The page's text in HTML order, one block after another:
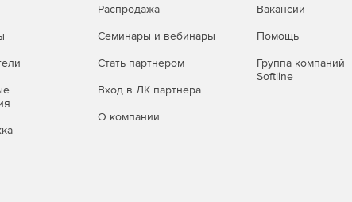
Распродажа
Семинары и вебинары
Стать партнером
Вход в ЛК партнера
О компании
Вакансии
Помощь
Группа компаний
Softline